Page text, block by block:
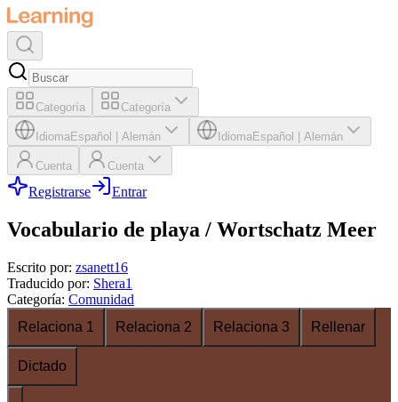
Categoría Categoría
IdiomaEspañol Alemán IdiomaEspañol Alemán
Cuenta Cuenta
Registrarse Entrar
Vocabulario de playa / Wortschatz Meer
Escrito por: zsanett16
Traducido por: Shera1
Categoría: Comunidad
Relaciona 1
Relaciona 2 Relaciona 3 Rellenar
Dictado